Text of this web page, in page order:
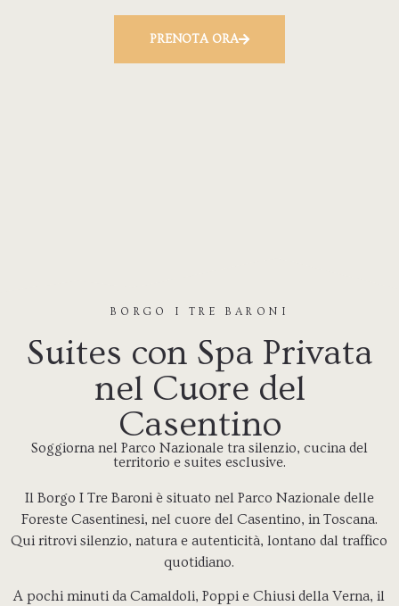
PRENOTA ORA
BORGO I TRE BARONI
Suites con Spa Privata
nel Cuore del
Casentino
Soggiorna nel Parco Nazionale tra silenzio, cucina del
territorio e suites esclusive.
Il Borgo I Tre Baroni è situato nel Parco Nazionale delle
Foreste Casentinesi, nel cuore del Casentino, in Toscana.
Qui ritrovi silenzio, natura e autenticità, lontano dal traffico
quotidiano.
A pochi minuti da Camaldoli, Poppi e Chiusi della Verna, il